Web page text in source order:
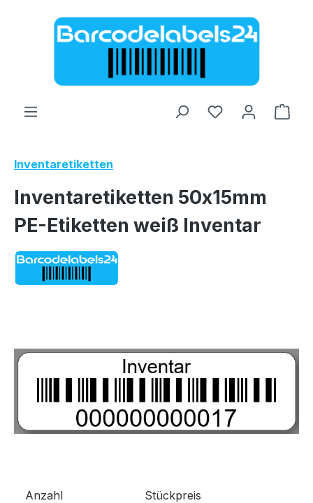
Zum Hauptinhalt springen
Inventaretiketten
Inventaretiketten 50x15mm
PE-Etiketten weiß Inventar
Anzahl Stückpreis